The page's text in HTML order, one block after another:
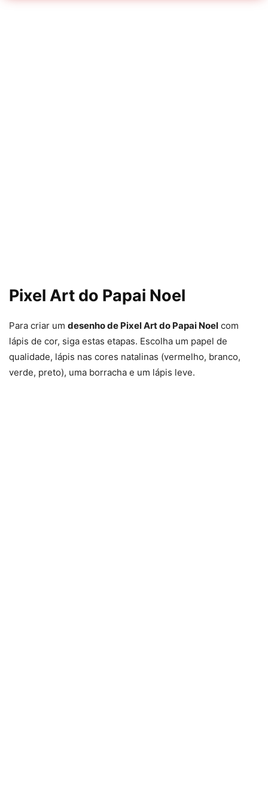
Pixel Art do Papai Noel
Para criar um desenho de Pixel Art do Papai Noel com
lápis de cor, siga estas etapas. Escolha um papel de
qualidade, lápis nas cores natalinas (vermelho, branco,
verde, preto), uma borracha e um lápis leve.